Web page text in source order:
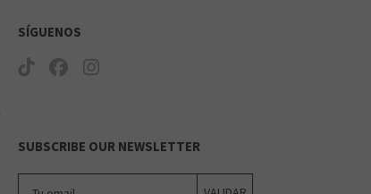
SÍGUENOS
SUBSCRIBE OUR NEWSLETTER